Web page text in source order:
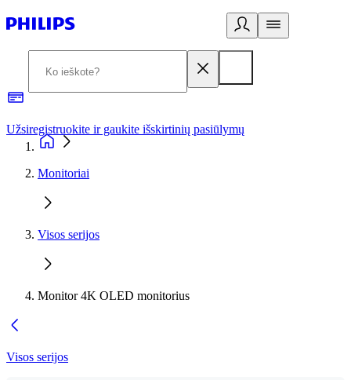
Užsiregistruokite ir gaukite išskirtinių pasiūlymų
Monitoriai
Visos serijos
Monitor 4K OLED monitorius
Visos serijos